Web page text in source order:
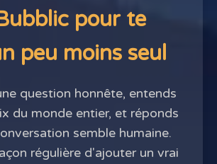
pour te
peu moins seul
question honnête, entends
du monde entier, et réponds
semble humaine.
régulière d'ajouter un vrai